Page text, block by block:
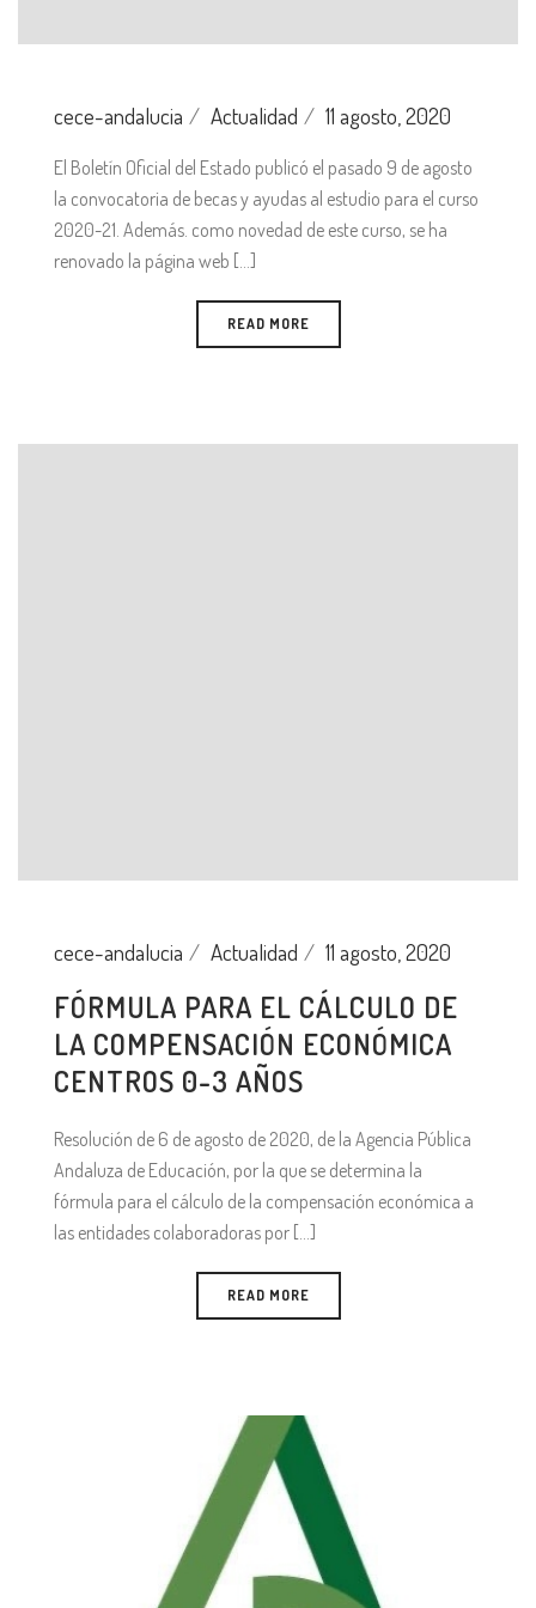
cece-andalucia Actualidad 11 agosto, 2020
El Boletín Oficial del Estado publicó el pasado 9 de agosto
la convocatoria de becas y ayudas al estudio para el curso
2020-21. Además. como novedad de este curso, se ha
renovado la página web [...]
READ MORE
cece-andalucia Actualidad 11 agosto, 2020
FÓRMULA PARA EL CÁLCULO DE
LA COMPENSACIÓN ECONÓMICA
CENTROS 0-3 AÑOS
Resolución de 6 de agosto de 2020, de la Agencia Pública
Andaluza de Educación, por la que se determina la
fórmula para el cálculo de la compensación económica a
las entidades colaboradoras por [...]
READ MORE